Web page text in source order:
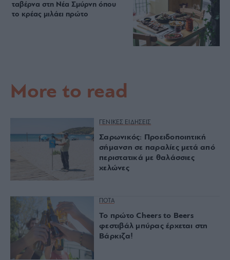
ταβέρνα στη Νέα Σμύρνη όπου
το κρέας μιλάει πρώτο
More to read
ΓΕΝΙΚΕΣ ΕΙΔΗΣΕΙΣ
Σαρωνικός: Προειδοποιητική
σήμανση σε παραλίες μετά από
περιστατικά με θαλάσσιες
χελώνες
ΠΟΤΑ
Το πρώτο Cheers to Beers
φεστιβάλ μπύρας έρχεται στη
Βάρκιζα!